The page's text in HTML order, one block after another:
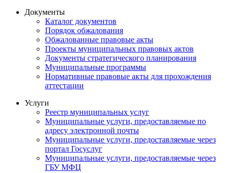
Документы
Каталог документов
Порядок обжалования
Обжалованные правовые акты
Проекты муниципальных правовых актов
Документы стратегического планирования
Муниципальные программы
Нормативные правовые акты для прохождения
аттестации
Услуги
Реестр муниципальных услуг
Муниципальные услуги, предоставляемые по
адресу электронной почты
Муниципальные услуги, предоставляемые через
портал Госуслуг
Муниципальные услуги, предоставляемые через
ГБУ МФЦ